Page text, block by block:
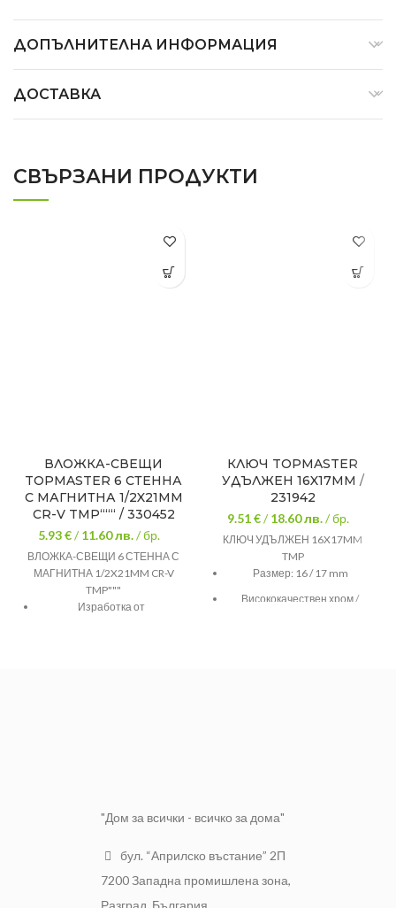
ДОПЪЛНИТЕЛНА ИНФОРМАЦИЯ
ДОСТАВКА
СВЪРЗАНИ ПРОДУКТИ
ВЛОЖКА-СВЕЩИ
TOPMASTER 6 СТЕННА
С МАГНИТНА 1/2X21MM
CR-V TMP“““ / 330452
5.93 €/11.60лв./ бр.
ВЛОЖКА-СВЕЩИ 6 СТЕННА С
МАГНИТНА 1/2X21MM CR-V
TMP"""
Изработка от
КЛЮЧ TOPMASTER
УДЪЛЖЕН 16X17MM /
231942
9.51 €/18.60лв./ бр.
КЛЮЧ УДЪЛЖЕН 16X17MM
TMP
Размер: 16 / 17 mm
Висококачествен хром /
"Дом за всички - всичко за дома"
бул. “Априлско въстание” 2П
7200 Западна промишлена зона,